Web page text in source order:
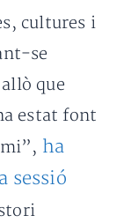
cultures i
se
que
estat font
ha
sessió